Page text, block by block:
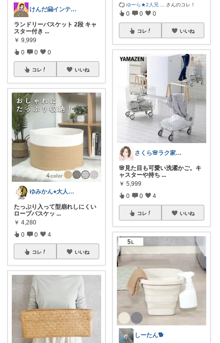
けんだ🤗インテリア多め
ランドリーバスケット 2段 キャ
スター付き ...
￥ 9,999
0 0 0
コレ いいね
ゆみかん⭐︎大人の暮らし研究室
たっぷり入って型崩れしにくい
ロープバスケッ ...
￥ 4,280
0 0 4
コレ いいね
ゆーら★2人兄 さんのコレ！
0 0 0
コレ いいね
さくら🌸ラク家事&便利な生活雑貨🏠️
🌸見た目も可愛い洗濯かご。キ
ャスターや持ち ...
￥ 5,999
0 0 4
コレ いいね
しーたん🐕